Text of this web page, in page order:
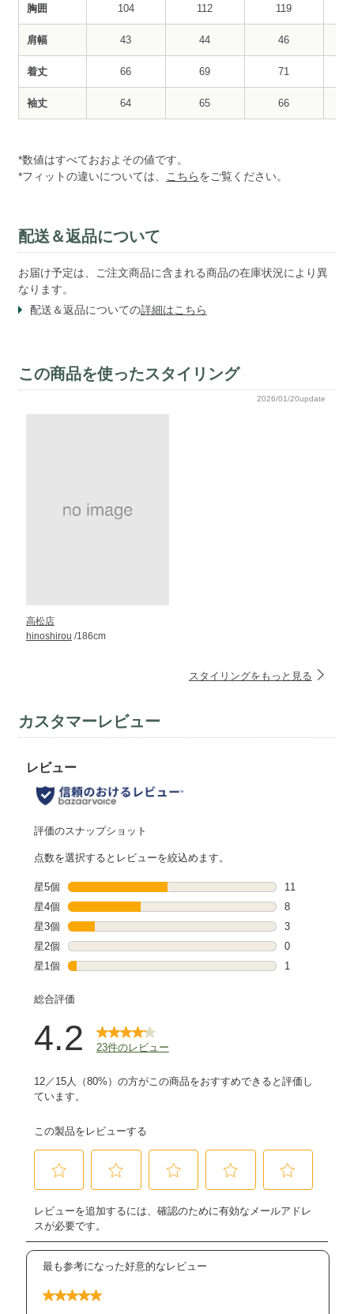
胸囲 104 112 119
肩幅 43 44 46
着丈 66 69 71
袖丈 64 65 66
*数値はすべておおよその値です。
*フィットの違いについては、
こちらをご覧ください。
配送＆返品について
お届け予定は、ご注文商品に含まれる商品の在庫状況により異
なります。
配送＆返品についての詳細はこちら
この商品を使ったスタイリング
2026/01/20update
高松店
hinoshirou /186cm
スタイリングをもっと見る
カスタマーレビュー